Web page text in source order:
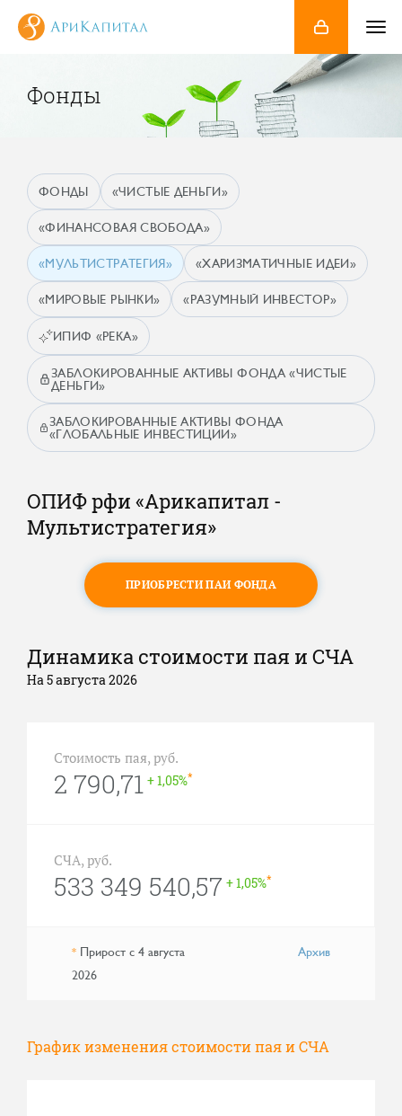
Фонды
ФОНДЫ «ЧИСТЫЕ ДЕНЬГИ»
«ФИНАНСОВАЯ СВОБОДА»
«МУЛЬТИСТРАТЕГИЯ» «ХАРИЗМАТИЧНЫЕ ИДЕИ»
«МИРОВЫЕ РЫНКИ» «РАЗУМНЫЙ ИНВЕСТОР»
ИПИФ «РЕКА»
ЗАБЛОКИРОВАННЫЕ АКТИВЫ ФОНДА «ЧИСТЫЕ
ДЕНЬГИ»
ЗАБЛОКИРОВАННЫЕ АКТИВЫ ФОНДА
«ГЛОБАЛЬНЫЕ ИНВЕСТИЦИИ»
ОПИФ рфи «Арикапитал -
Мультистратегия»
ПРИОБРЕСТИ ПАИ ФОНДА
Динамика стоимости пая и СЧА
На 5 августа 2026
Стоимость пая, руб.
2 790,71 + 1,05%*
СЧА, руб.
533 349 540,57 + 1,05%*
* Прирост с 4 августа
2026
Архив
График изменения стоимости пая и СЧА